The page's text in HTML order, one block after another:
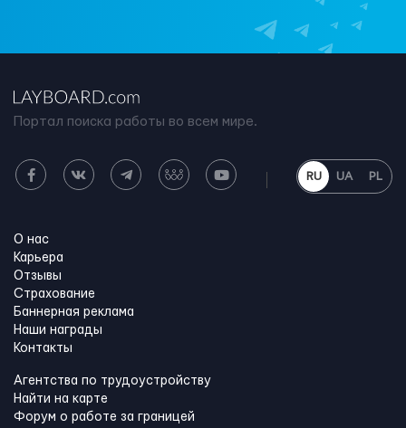
Портал поиска работы во всем мире.
RU UA PL
О нас
Карьера
Отзывы
Страхование
Баннерная реклама
Наши награды
Контакты
Агентства по трудоустройству
Найти на карте
Форум о работе за границей